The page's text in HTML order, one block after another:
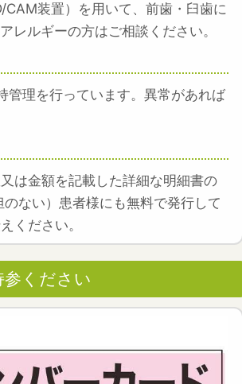
装置）を用いて、前歯・臼歯に
レルギーの方はご相談ください。
管理を行っています。異常があれば
は金額を記載した詳細な明細書の
ない）患者様にも無料で発行して
ください。
ください